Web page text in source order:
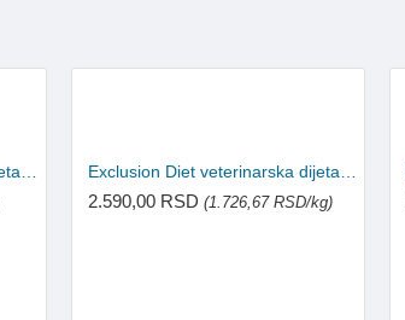
Exclusion Diet veterinarska dijeta za mačke Intestinal - Svinjetina i pirinač 300g Exclusion Diet veterinarska dijeta za mačke Renal - Svinjetina, grašak i pirinač 1.5kg
2.590,00 RSD (1.726,67 RSD/kg)